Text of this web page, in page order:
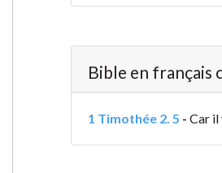
Bible en français
1 Timothée 2. 5 - Car il